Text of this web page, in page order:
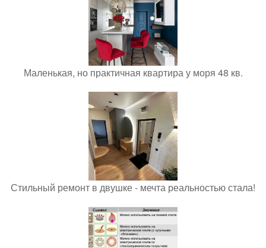
Маленькая, но практичная квартира у моря 48 кв.
Стильный ремонт в двушке - мечта реальностью стала!